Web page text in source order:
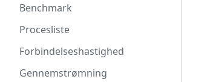
Benchmark
Procesliste
Forbindelseshastighed
Gennemstrømning